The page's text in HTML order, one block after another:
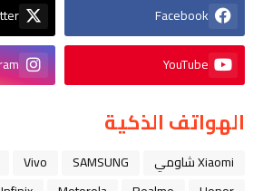
Facebook
YouTube
الهواتف الذكية
Xiaomi شاومي SAMSUNG
Vivo